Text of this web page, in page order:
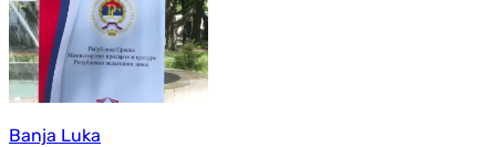
Banja Luka